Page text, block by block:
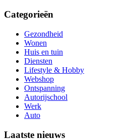
Categorieën
Gezondheid
Wonen
Huis en tuin
Diensten
Lifestyle & Hobby
Webshop
Ontspanning
Autorijschool
Werk
Auto
Laatste nieuws